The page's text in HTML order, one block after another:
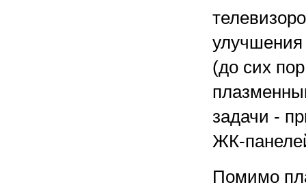
улучшения
(до сих
задачи -
ЖК-
Помимо